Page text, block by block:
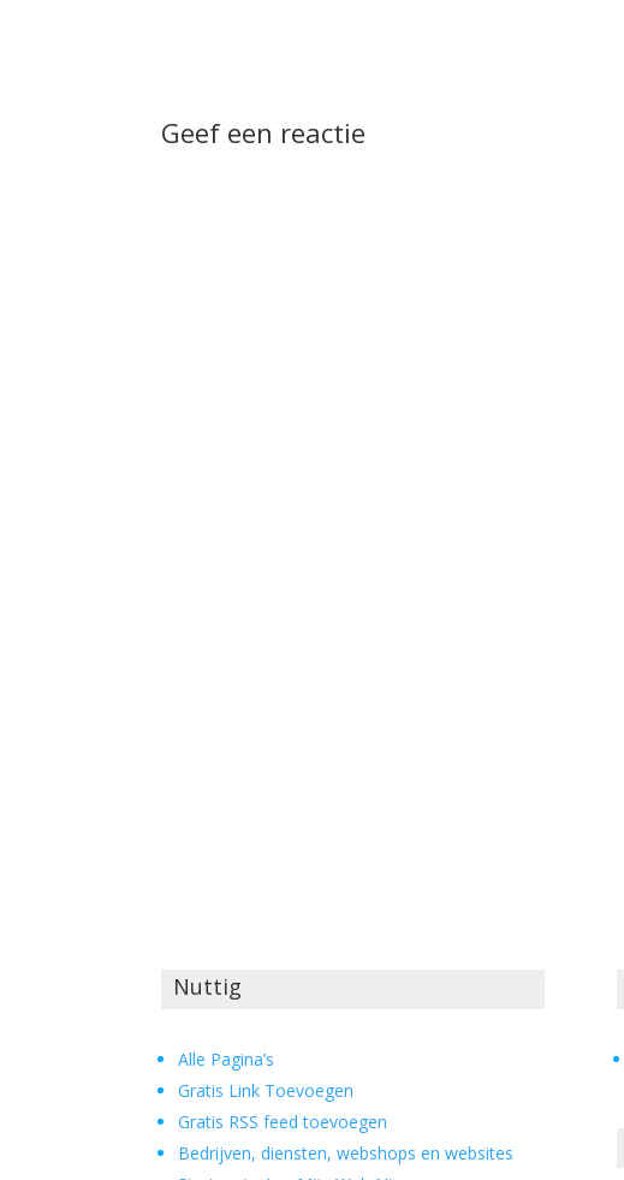
Geef een reactie
Nuttig
Alle Pagina’s
Gratis Link Toevoegen
Gratis RSS feed toevoegen
Bedrijven, diensten, webshops en websites